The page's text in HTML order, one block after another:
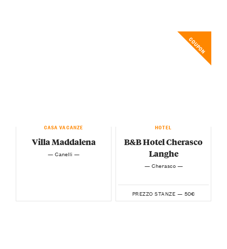
CASA VACANZE
Villa Maddalena
— Canelli —
COUPON
HOTEL
B&B Hotel Cherasco
Langhe
— Cherasco —
PREZZO STANZE — 50€